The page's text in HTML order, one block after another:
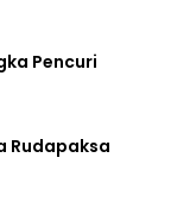
Pencuri
Rudapaksa